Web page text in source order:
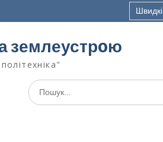
землеустрoю